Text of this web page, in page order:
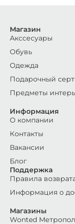
Магазины
Wonted
Магазин
Акссесуары
Обувь
Одежда
Подарочный
Предметы
Информация
О компании
Контакты
Вакансии
Блог
Поддержка
Правила
Информация о